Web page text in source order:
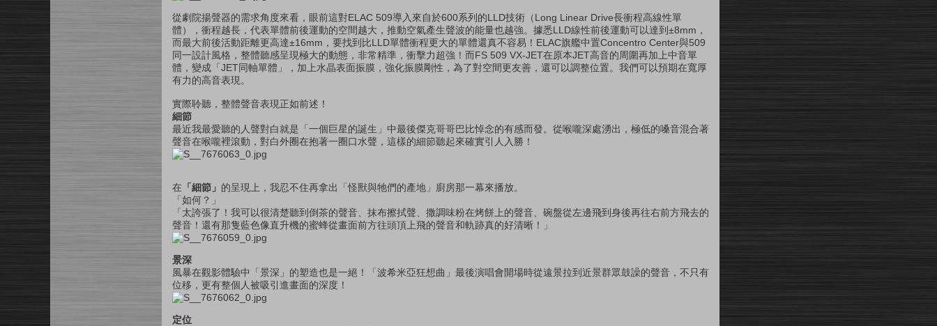
從劇院揚聲器的需求角度來看，眼前這對ELAC 509導入來自於600系列的LLD技術（Long Linear Drive長衝程高線性單
體），衝程越長，代表單體前後運動的空間越大，推動空氣產生聲波的能量也越強。據悉LLD線性前後運動可以達到±8mm，
而最大前後活動距離更高達±16mm，要找到比LLD單體衝程更大的單體還真不容易！ELAC旗艦中置Concentro Center與509
同一設計風格，整體聽感呈現極大的動態，非常精準，衝擊力超強！而FS 509 VX-JET在原本JET高音的周圍再加上中音單
體，變成「JET同軸單體」，加上水晶表面振膜，強化振膜剛性，為了對空間更友善，還可以調整位置。我們可以預期在寬厚
有力的高音表現。
實際聆聽，整體聲音表現正如前述！
細節
最近我最愛聽的人聲對白就是「一個巨星的誕生」中最後傑克哥哥巴比悼念的有感而發。從喉嚨深處湧出，極低的嗓音混合著
聲音在喉嚨裡滾動，對白外圈在抱著一圈口水聲，這樣的細節聽起來確實引人入勝！
在 「細節」 的呈現上，我忍不住再拿出「怪獸與牠們的產地」廚房那一幕來播放。
「如何？」
「太誇張了！我可以很清楚聽到倒茶的聲音、抹布擦拭聲、撒調味粉在烤餅上的聲音、碗盤從左邊飛到身後再往右前方飛去的
聲音！還有那隻藍色像直升機的蜜蜂從畫面前方往頭頂上飛的聲音和軌跡真的好清晰！」
景深
風暴在觀影體驗中「景深」的塑造也是一絕！「波希米亞狂想曲」最後演唱會開場時從遠景拉到近景群眾鼓譟的聲音，不只有
位移，更有整個人被吸引進畫面的深度！
定位